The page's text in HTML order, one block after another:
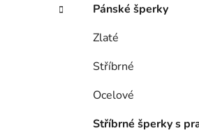
Pánské šperky
Zlaté
Stříbrné
Ocelové
Stříbrné šperky s